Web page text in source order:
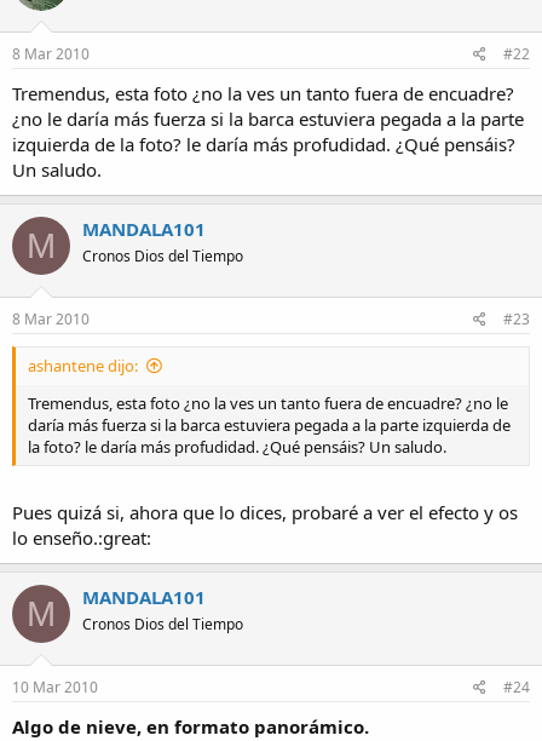
8 Mar 2010 #22
Tremendus, esta foto ¿no la ves un tanto fuera de encuadre?
¿no le daría más fuerza si la barca estuviera pegada a la parte
izquierda de la foto? le daría más profudidad. ¿Qué pensáis?
Un saludo.
M MANDALA101
Cronos Dios del Tiempo
8 Mar 2010 #23
ashantene dijo:
Tremendus, esta foto ¿no la ves un tanto fuera de encuadre? ¿no le
daría más fuerza si la barca estuviera pegada a la parte izquierda de
la foto? le daría más profudidad. ¿Qué pensáis? Un saludo.
Pues quizá si, ahora que lo dices, probaré a ver el efecto y os
lo enseño.:great:
M MANDALA101
Cronos Dios del Tiempo
10 Mar 2010 #24
Algo de nieve, en formato panorámico.